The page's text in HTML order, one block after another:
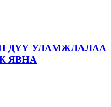
ДҮҮ УЛАМЖЛАЛАА
ЯВНА